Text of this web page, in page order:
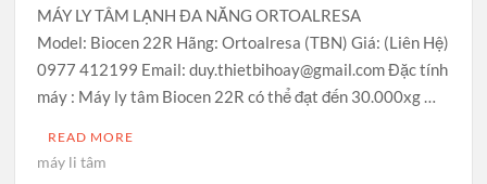
MÁY LY TÂM LẠNH ĐA NĂNG ORTOALRESA
Model: Biocen 22R Hãng: Ortoalresa (TBN) Giá: (Liên Hệ)
0977 412199 Email: duy.thietbihoay@gmail.com Đặc tính
máy : Máy ly tâm Biocen 22R có thể đạt đến 30.000xg …
READ MORE
máy li tâm